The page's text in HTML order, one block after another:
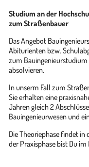
Studium an der
zum Straßenbauer
Das Angebot
Abiturienten bzw.
zum
absolvieren.
In unserm Fall zum
Sie erhalten eine
Jahren gleich 2
Bauingenieurwesen und
Die Theoriephase findet
der Praxisphase bist Du im